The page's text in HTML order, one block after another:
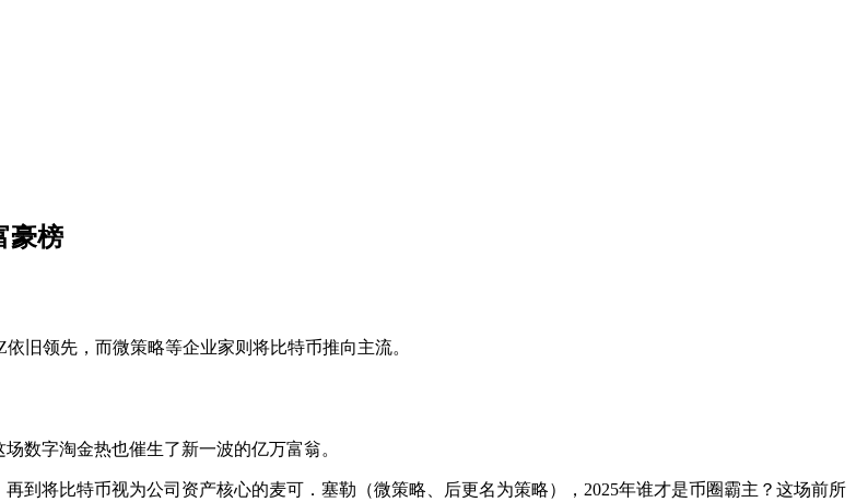
豪榜
旧领先，而微策略等企业家则将比特币推向主流。
数字淘金热也催生了新一波的亿万富翁。
到将比特币视为公司资产核心的麦可．塞勒（微策略、后更名为策略），2025年谁才是币圈霸主？这场前所